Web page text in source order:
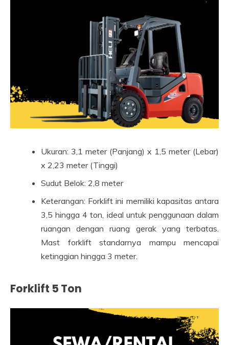
Ukuran: 3,1 meter (Panjang) x 1,5 meter (Lebar)
x 2,23 meter (Tinggi)
Sudut Belok: 2,8 meter
Keterangan: Forklift ini memiliki kapasitas antara
3,5 hingga 4 ton, ideal untuk penggunaan dalam
ruangan dengan ruang gerak yang terbatas.
Mast forklift standarnya mampu mencapai
ketinggian hingga 3 meter.
Forklift 5 Ton